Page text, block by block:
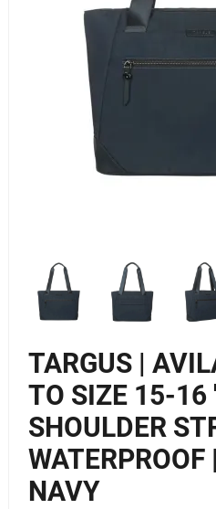
TARGUS |
TO SIZE 15-16
SHOULDER
NAVY